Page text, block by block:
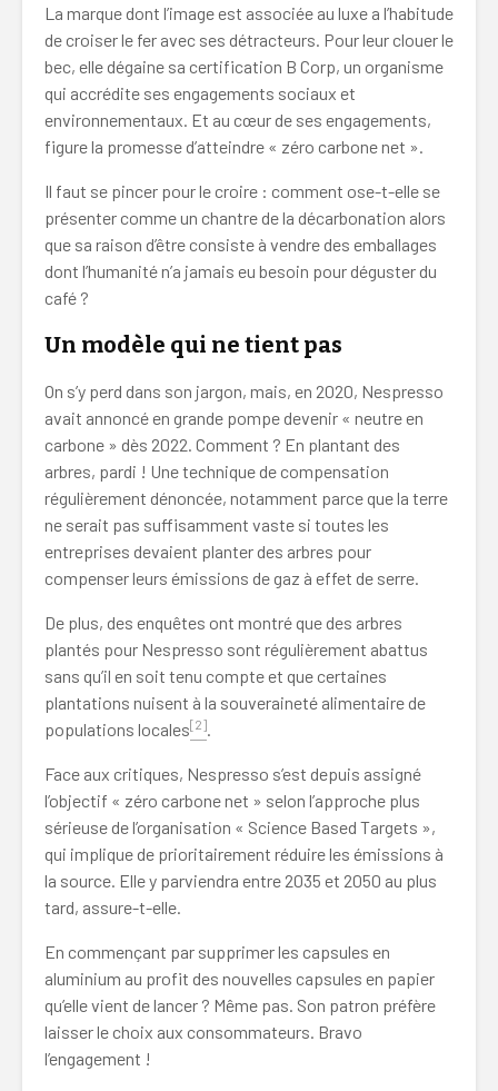
La marque dont l’image est associée au luxe a l’habitude
de croiser le fer avec ses détracteurs. Pour leur clouer le
bec, elle dégaine sa certification B Corp, un organisme
qui accrédite ses engagements sociaux et
environnementaux. Et au cœur de ses engagements,
figure la promesse d’atteindre « zéro carbone net ».
Il faut se pincer pour le croire : comment ose-t-elle se
présenter comme un chantre de la décarbonation alors
que sa raison d’être consiste à vendre des emballages
dont l’humanité n’a jamais eu besoin pour déguster du
café ?
Un modèle qui ne tient pas
On s’y perd dans son jargon, mais, en 2020, Nespresso
avait annoncé en grande pompe devenir « neutre en
carbone » dès 2022. Comment ? En plantant des
arbres, pardi ! Une technique de compensation
régulièrement dénoncée, notamment parce que la terre
ne serait pas suffisamment vaste si toutes les
entreprises devaient planter des arbres pour
compenser leurs émissions de gaz à effet de serre.
De plus, des enquêtes ont montré que des arbres
plantés pour Nespresso sont régulièrement abattus
sans qu’il en soit tenu compte et que certaines
plantations nuisent à la souveraineté alimentaire de
populations locales[2].
Face aux critiques, Nespresso s’est depuis assigné
l’objectif « zéro carbone net » selon l’approche plus
sérieuse de l’organisation « Science Based Targets »,
qui implique de prioritairement réduire les émissions à
la source. Elle y parviendra entre 2035 et 2050 au plus
tard, assure-t-elle.
En commençant par supprimer les capsules en
aluminium au profit des nouvelles capsules en papier
qu’elle vient de lancer ? Même pas. Son patron préfère
laisser le choix aux consommateurs. Bravo
l’engagement !